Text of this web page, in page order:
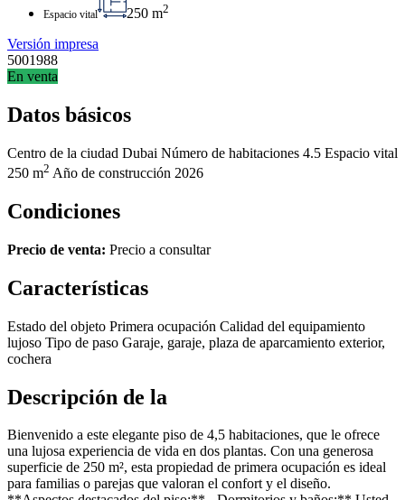
Espacio vital 250 m2
Versión impresa
5001988
En venta
Datos básicos
Centro de la ciudad Dubai Número de habitaciones 4.5 Espacio vital
250 m2 Año de construcción 2026
Condiciones
Precio de venta: Precio a consultar
Características
Estado del objeto Primera ocupación Calidad del equipamiento
lujoso Tipo de paso Garaje, garaje, plaza de aparcamiento exterior,
cochera
Descripción de la
Bienvenido a este elegante piso de 4,5 habitaciones, que le ofrece
una lujosa experiencia de vida en dos plantas. Con una generosa
superficie de 250 m², esta propiedad de primera ocupación es ideal
para familias o parejas que valoran el confort y el diseño.